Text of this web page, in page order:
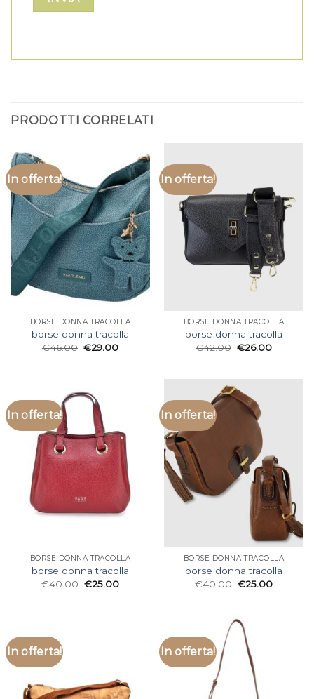
PRODOTTI CORRELATI
In offerta!
BORSE DONNA TRACOLLA
borse donna tracolla
€46.00 €29.00
In offerta!
BORSE DONNA TRACOLLA
borse donna tracolla
€42.00 €26.00
In offerta!
BORSE DONNA TRACOLLA
borse donna tracolla
€40.00 €25.00
In offerta!
BORSE DONNA TRACOLLA
borse donna tracolla
€40.00 €25.00
In offerta! In offerta!